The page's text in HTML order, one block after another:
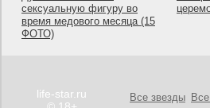
сексуальную фигуру во
время медового месяца (15
ФОТО)
life-star.ru
Все звезды